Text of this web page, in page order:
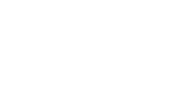
Berkualitas Dengan Harga Yang Murah